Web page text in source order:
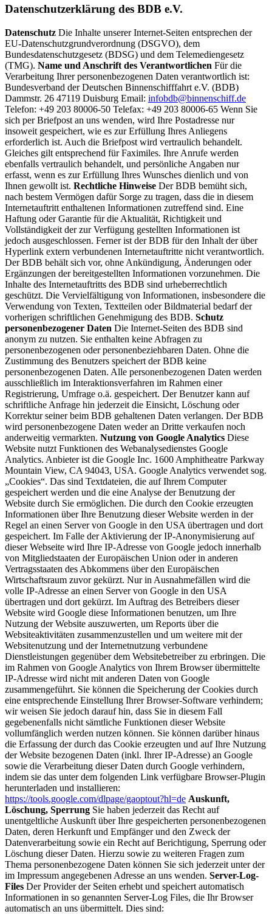
Datenschutzerklärung des BDB e.V.
Datenschutz Die Inhalte unserer Internet-Seiten entsprechen der
EU-Datenschutzgrundverordnung (DSGVO), dem
Bundesdatenschutzgesetz (BDSG) und dem Telemediengesetz
(TMG). Name und Anschrift des Verantwortlichen Für die
Verarbeitung Ihrer personenbezogenen Daten verantwortlich ist:
Bundesverband der Deutschen Binnenschifffahrt e.V. (BDB)
Dammstr. 26 47119 Duisburg Email: infobdb@binnenschiff.de
Telefon: +49 203 80006-50 Telefax: +49 203 80006-65 Wenn Sie
sich per Briefpost an uns wenden, wird Ihre Postadresse nur
insoweit gespeichert, wie es zur Erfüllung Ihres Anliegens
erforderlich ist. Auch die Briefpost wird vertraulich behandelt.
Gleiches gilt entsprechend für Faximiles. Ihre Anrufe werden
ebenfalls vertraulich behandelt, und persönliche Angaben nur
erfasst, wenn es zur Erfüllung Ihres Wunsches dienlich und von
Ihnen gewollt ist. Rechtliche Hinweise Der BDB bemüht sich,
nach bestem Vermögen dafür Sorge zu tragen, dass die in diesem
Internetauftritt enthaltenen Informationen zutreffend sind. Eine
Haftung oder Garantie für die Aktualität, Richtigkeit und
Vollständigkeit der zur Verfügung gestellten Informationen ist
jedoch ausgeschlossen. Ferner ist der BDB für den Inhalt der über
Hyperlink extern verbundenen Internetauftritte nicht verantwortlich.
Der BDB behält sich vor, ohne Ankündigung, Änderungen oder
Ergänzungen der bereitgestellten Informationen vorzunehmen. Die
Inhalte des Internetauftritts des BDB sind urheberrechtlich
geschützt. Die Vervielfältigung von Informationen, insbesondere die
Verwendung von Texten, Textteilen oder Bildmaterial bedarf der
vorherigen schriftlichen Genehmigung des BDB. Schutz
personenbezogener Daten Die Internet-Seiten des BDB sind
anonym zu nutzen. Sie enthalten keine Abfragen zu
personenbezogenen oder personenbeziehbaren Daten. Ohne die
Zustimmung des Benutzers speichert der BDB keine
personenbezogenen Daten. Alle personenbezogenen Daten werden
ausschließlich im Interaktionsverfahren im Rahmen einer
Registrierung, Umfrage o.ä. gespeichert. Der Benutzer kann auf
schriftliche Anfrage hin jederzeit die Einsicht, Löschung oder
Korrektur seiner beim BDB gehaltenen Daten verlangen. Der BDB
wird personenbezogene Daten weder an Dritte verkaufen noch
anderweitig vermarkten. Nutzung von Google Analytics Diese
Website nutzt Funktionen des Webanalysedienstes Google
Analytics. Anbieter ist die Google Inc. 1600 Amphitheatre Parkway
Mountain View, CA 94043, USA. Google Analytics verwendet sog.
„Cookies“. Das sind Textdateien, die auf Ihrem Computer
gespeichert werden und die eine Analyse der Benutzung der
Website durch Sie ermöglichen. Die durch den Cookie erzeugten
Informationen über Ihre Benutzung dieser Website werden in der
Regel an einen Server von Google in den USA übertragen und dort
gespeichert. Im Falle der Aktivierung der IP-Anonymisierung auf
dieser Webseite wird Ihre IP-Adresse von Google jedoch innerhalb
von Mitgliedstaaten der Europäischen Union oder in anderen
Vertragsstaaten des Abkommens über den Europäischen
Wirtschaftsraum zuvor gekürzt. Nur in Ausnahmefällen wird die
volle IP-Adresse an einen Server von Google in den USA
übertragen und dort gekürzt. Im Auftrag des Betreibers dieser
Website wird Google diese Informationen benutzen, um Ihre
Nutzung der Website auszuwerten, um Reports über die
Websiteaktivitäten zusammenzustellen und um weitere mit der
Websitenutzung und der Internetnutzung verbundene
Dienstleistungen gegenüber dem Websitebetreiber zu erbringen. Die
im Rahmen von Google Analytics von Ihrem Browser übermittelte
IP-Adresse wird nicht mit anderen Daten von Google
zusammengeführt. Sie können die Speicherung der Cookies durch
eine entsprechende Einstellung Ihrer Browser-Software verhindern;
wir weisen Sie jedoch darauf hin, dass Sie in diesem Fall
gegebenenfalls nicht sämtliche Funktionen dieser Website
vollumfänglich werden nutzen können. Sie können darüber hinaus
die Erfassung der durch das Cookie erzeugten und auf Ihre Nutzung
der Website bezogenen Daten (inkl. Ihrer IP-Adresse) an Google
sowie die Verarbeitung dieser Daten durch Google verhindern,
indem sie das unter dem folgenden Link verfügbare Browser-Plugin
herunterladen und installieren:
https://tools.google.com/dlpage/gaoptout?hl=de Auskunft,
Löschung, Sperrung Sie haben jederzeit das Recht auf
unentgeltliche Auskunft über Ihre gespeicherten personenbezogenen
Daten, deren Herkunft und Empfänger und den Zweck der
Datenverarbeitung sowie ein Recht auf Berichtigung, Sperrung oder
Löschung dieser Daten. Hierzu sowie zu weiteren Fragen zum
Thema personenbezogene Daten können Sie sich jederzeit unter der
im Impressum angegebenen Adresse an uns wenden. Server-Log-
Files Der Provider der Seiten erhebt und speichert automatisch
Informationen in so genannten Server-Log Files, die Ihr Browser
automatisch an uns übermittelt. Dies sind: